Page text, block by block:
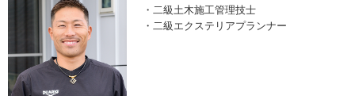
・二級土木施工管理技士
・二級エクステリアプランナー